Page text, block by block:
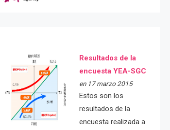
Resultados de la
encuesta YEA-SGC
en 17 marzo 2015
Estos son los
resultados de la
encuesta realizada a